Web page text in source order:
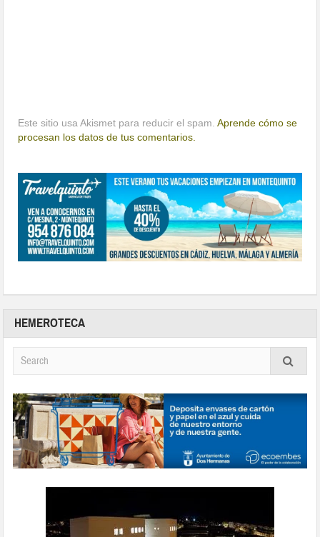
Este sitio usa Akismet para reducir el spam.Aprende cómo se
procesan los datos de tus comentarios.
HEMEROTECA